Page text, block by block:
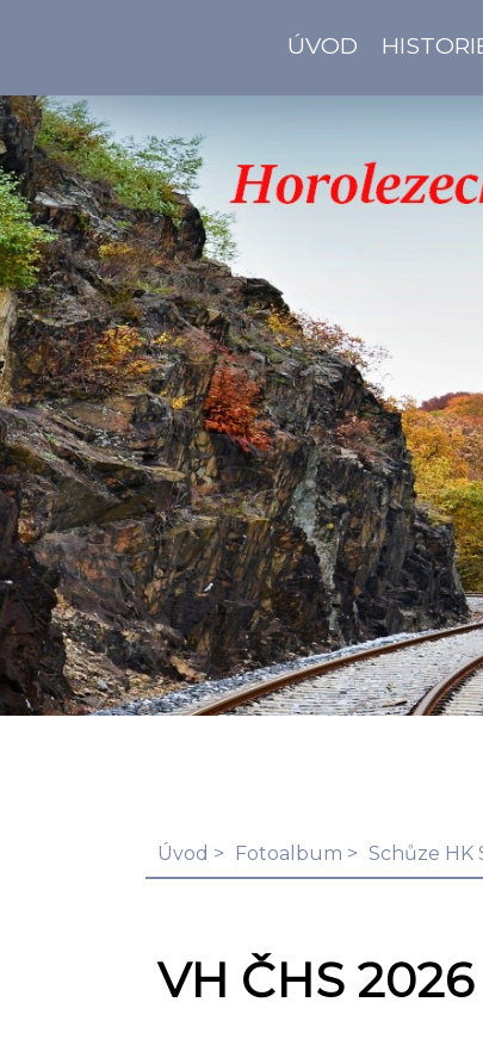
ÚVOD
Úvod Fotoalbum Schůze HK
VH ČHS 2026